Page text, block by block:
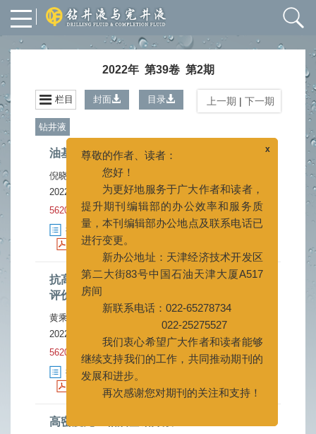
2022年 第39卷 第2期
栏目 封面 目录 上一期 | 下一期
钻井液
油基钻井液用改性锂皂石增黏提切剂
倪晓骁 ,程荣超
2022, 39(2): 133-138.doi:10.12358/j.issn.1001-
5620.2022.02.001
摘要(2019 ) HTML (648)
PDF (3072KB)
抗高温聚合物纳米微球封堵剂的合成与性能
评价
黄乘升
2022, 39(2): 139-145. doi: 10.12358/j.issn.1001-
5620.2022.02.002
摘要(2403)
PDF (3943KB)(179) [施引文献]( 14 )
高密度无土相油基钻井液
您好！
为更好地服务于广大作者和读者，
提升期刊编辑部的办公效率和服务质
量，本刊编辑部办公地点及联系电话已
进行变更。
新办公地址：天津经济技术开发区
第二大街83号中国石油天津大厦A517
房间
022-25275527
我们衷心希望广大作者和读者能够
继续支持我们的工作，共同推动期刊的
发展和进步。
再次感谢您对期刊的关注和支持！